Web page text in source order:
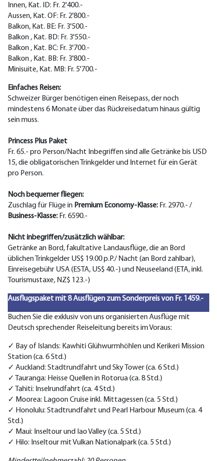
Innen, Kat. ID: Fr. 2'400.-
Aussen, Kat. OF: Fr. 2'800.-
Balkon, Kat. BE: Fr. 3'500.-
Balkon , Kat. BD: Fr. 3'550.-
Balkon , Kat. BC: Fr. 3'700.-
Balkon , Kat. BB: Fr. 3'800.-
Minisuite, Kat. MB: Fr. 5'700.-
Einfaches Reisen:
Schweizer Bürger benötigen einen Reisepass, der noch
mindestens 6 Monate über das Rückreisedatum hinaus gültig
sein muss.
Princess Plus Paket
Fr. 65.- pro Person/Nacht Inbegriffen sind alle Getränke bis USD
15, die obligatorischen Trinkgelder und Internet für ein Gerät
pro Person.
Noch bequemer fliegen:
Zuschlag für Flüge in Premium Economy-Klasse: Fr. 2970.- /
Business-Klasse: Fr. 6590.-
Nicht inbegriffen/zusätzlich wählbar:
Getränke an Bord, fakultative Landausflüge, die an Bord
üblichen Trinkgelder US$ 19.00 p.P./ Nacht (an Bord zahlbar),
Einreisegebühr USA (ESTA, US$ 40.-) und Neuseeland (ETA, inkl.
Tourismustaxe, NZ$ 123.-)
Ausflugspaket mit 8 Ausflügen zum Sonderpreis von Fr. 1459.-
Buchen Sie die exklusiv von uns organisierten Ausflüge mit
Deutsch sprechender Reiseleitung bereits im Voraus:
✓ Bay of Islands: Kawhiti Glühwurmhöhlen und Kerikeri Mission
Station (ca. 6 Std.)
✓ Auckland: Stadtrundfahrt und Sky Tower (ca. 6 Std.)
✓ Tauranga: Heisse Quellen in Rotorua (ca. 8 Std.)
✓ Tahiti: Inselrundfahrt (ca. 4 Std.)
✓ Moorea: Lagoon Cruise inkl. Mittagessen (ca. 5 Std.)
✓ Honolulu: Stadtrundfahrt und Pearl Harbour Museum (ca. 4
Std.)
✓ Maui: Inseltour und Iao Valley (ca. 5 Std.)
✓ Hilo: Inseltour mit Vulkan Nationalpark (ca. 5 Std.)